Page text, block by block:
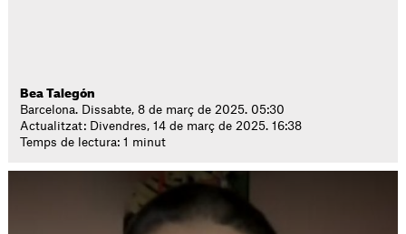
Bea Talegón
Barcelona. Dissabte, 8 de març de 2025. 05:30
Actualitzat: Divendres, 14 de març de 2025. 16:38
Temps de lectura: 1 minut